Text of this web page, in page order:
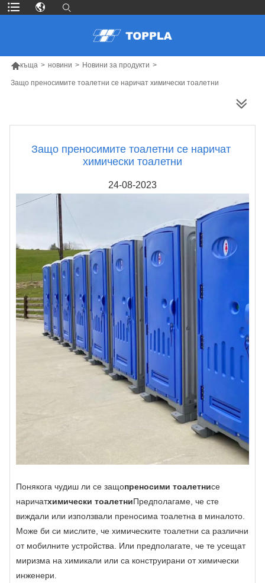
къща > новини > Новини за продукти >
Защо преносимите тоалетни се наричат ​​химически тоалетни
Защо преносимите тоалетни се наричат ​​
химически тоалетни
24-08-2023
Понякога чудиш ли се защопреносими тоалетнисе
наричатхимически тоалетниПредполагаме, че сте
виждали или използвали преносима тоалетна в миналото.
Може би си мислите, че химическите тоалетни са различни
от мобилните устройства. Или предполагате, че те усещат
миризма на химикали или са конструирани от химически
инженери.